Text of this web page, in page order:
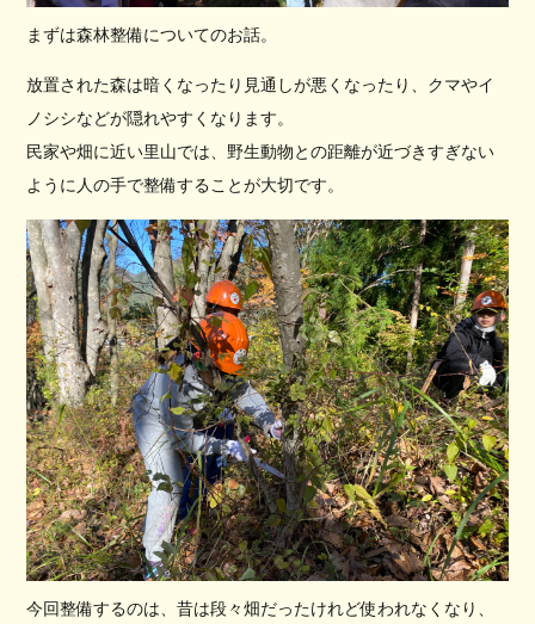
まずは森林整備についてのお話。
放置された森は暗くなったり見通しが悪くなったり、クマやイ
ノシシなどが隠れやすくなります。
民家や畑に近い里山では、野生動物との距離が近づきすぎない
ように人の手で整備することが大切です。
今回整備するのは、昔は段々畑だったけれど使われなくなり、